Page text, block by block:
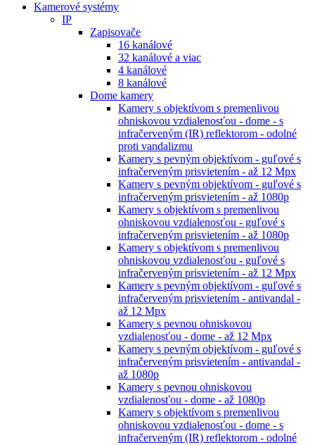
Kamerové systémy
IP
Zapisovače
16 kanálové
32 kanálové a viac
4 kanálové
8 kanálové
Dome kamery
Kamery s objektívom s premenlivou
ohniskovou vzdialenosťou - dome - s
infračerveným (IR) reflektorom - odolné
proti vandalizmu
Kamery s pevným objektívom - guľové s
infračerveným prisvietením - až 12 Mpx
Kamery s pevným objektívom - guľové s
infračerveným prisvietením - až 1080p
Kamery s objektívom s premenlivou
ohniskovou vzdialenosťou - guľové s
infračerveným prisvietením - až 1080p
Kamery s objektívom s premenlivou
ohniskovou vzdialenosťou - guľové s
infračerveným prisvietením - až 12 Mpx
Kamery s pevným objektívom - guľové s
infračerveným prisvietením - antivandal -
až 12 Mpx
Kamery s pevnou ohniskovou
vzdialenosťou - dome - až 12 Mpx
Kamery s pevným objektívom - guľové s
infračerveným prisvietením - antivandal -
až 1080p
Kamery s pevnou ohniskovou
vzdialenosťou - dome - až 1080p
Kamery s objektívom s premenlivou
ohniskovou vzdialenosťou - dome - s
infračerveným (IR) reflektorom - odolné